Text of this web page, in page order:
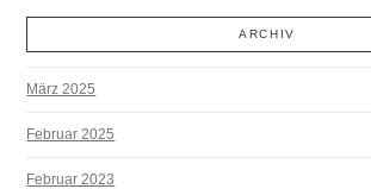
ARCHIV
März 2025
Februar 2025
Februar 2023